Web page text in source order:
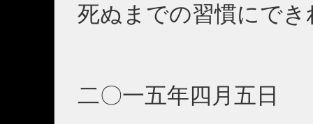
死ぬまでの習慣にで
二〇一五年四月五日